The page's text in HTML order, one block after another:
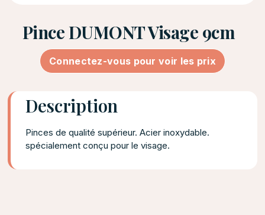
Pince DUMONT Visage 9cm
Connectez-vous pour voir les prix
Description
Pinces de qualité supérieur. Acier inoxydable.
spécialement conçu pour le visage.